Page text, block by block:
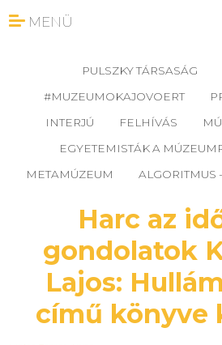
MENÜ
PULSZKY TÁRSASÁG
#MUZEUMOKAJOVOERT
INTERJÚ
FELHÍVÁS
EGYETEMISTÁK A
METAMÚZEUM
ALGORITMUS
Harc az
gondolatok
Lajos:
című könyve